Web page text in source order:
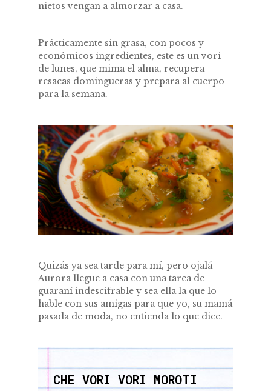
nietos vengan a almorzar a casa.
Prácticamente sin grasa, con pocos y
económicos ingredientes, este es un vori
de lunes, que mima el alma, recupera
resacas domingueras y prepara al cuerpo
para la semana.
Quizás ya sea tarde para mí, pero ojalá
Aurora llegue a casa con una tarea de
guaraní indescifrable y sea ella la que lo
hable con sus amigas para que yo, su mamá
pasada de moda, no entienda lo que dice.
CHE VORI VORI MOROTI